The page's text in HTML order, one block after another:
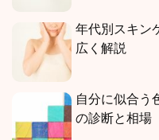
年代別スキン
広く解説
自分に似合う
の診断と相場